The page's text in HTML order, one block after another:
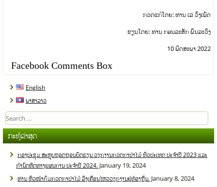
ກວດແກ້ໂດຍ: ທ່ານ ເລ່ ວົງເພັດ
ຂຽນໂດຍ: ທ່ານ ກອນລະສັກ ພົນລະວົງ
10 ພຶດສະພາ 2022
Facebook Comments Box
English
ພາສາລາວ
Search
for:
ກະທູ້ລ່າສຸດ
ກອງປະຊຸມ ສະຫຼຸບຖອດຖອນບົດຮຽນ ວຽກງານກວດກາປ່າໄມ້ ທົ່ວປະເທດ ປະຈໍາປີ 2023 ແລະ
ກໍານົດທິດທາງແຜນການ ປະຈໍາປີ 2024. January 19, 2024
ທ່ານ ຫົວໜ້າກົມກວດກາປ່າໄມ້ ລົງເຄື່ອນໄຫວວຽກງານຢູ່ທ້ອງຖິ່ນ. January 8, 2024